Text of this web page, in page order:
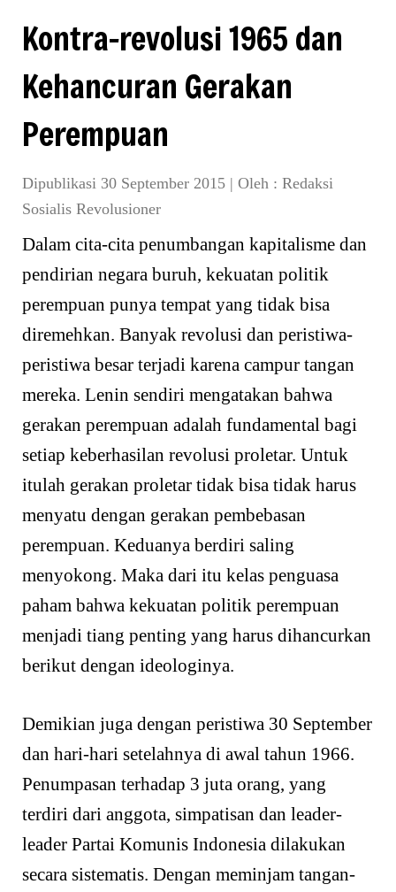
Kontra-revolusi 1965 dan
Kehancuran Gerakan
Perempuan
Dipublikasi 30 September 2015 | Oleh : Redaksi
Sosialis Revolusioner
Dalam cita-cita penumbangan kapitalisme dan
pendirian negara buruh, kekuatan politik
perempuan punya tempat yang tidak bisa
diremehkan. Banyak revolusi dan peristiwa-
peristiwa besar terjadi karena campur tangan
mereka. Lenin sendiri mengatakan bahwa
gerakan perempuan adalah fundamental bagi
setiap keberhasilan revolusi proletar. Untuk
itulah gerakan proletar tidak bisa tidak harus
menyatu dengan gerakan pembebasan
perempuan. Keduanya berdiri saling
menyokong. Maka dari itu kelas penguasa
paham bahwa kekuatan politik perempuan
menjadi tiang penting yang harus dihancurkan
berikut dengan ideologinya.
Demikian juga dengan peristiwa 30 September
dan hari-hari setelahnya di awal tahun 1966.
Penumpasan terhadap 3 juta orang, yang
terdiri dari anggota, simpatisan dan leader-
leader Partai Komunis Indonesia dilakukan
secara sistematis. Dengan meminjam tangan-